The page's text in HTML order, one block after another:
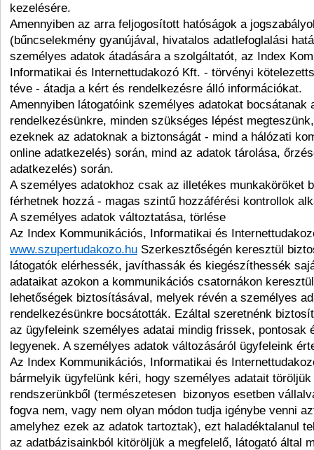
kezelésére.
Amennyiben az arra feljogosított hatóságok a
(bűncselekmény gyanújával, hivatalos adatlefoglalási
személyes adatok átadására a szolgáltatót, az Index
Informatikai és Internettudakozó Kft. - törvényi
téve - átadja a kért és rendelkezésre álló információkat.
Amennyiben látogatóink személyes adatokat bocsátanak
rendelkezésünkre, minden szükséges lépést
ezeknek az adatoknak a biztonságát - mind a hálózati
online adatkezelés) során, mind az adatok tárolása,
adatkezelés) során.
A személyes adatokhoz csak az illetékes munkaköröket
férhetnek hozzá - magas szintű hozzáférési kontrollok
A személyes adatok változtatása, törlése
Az Index Kommunikációs, Informatikai és
www.szupertudakozo.hu Szerkesztőségén keresztül
látogatók elérhessék, javíthassák és kiegészíthessék
adataikat azokon a kommunikációs csatornákon
lehetőségek biztosításával, melyek révén a személyes
rendelkezésünkre bocsátották. Ezáltal szeretnénk
az ügyfeleink személyes adatai mindig frissek, pontosak
legyenek. A személyes adatok változásáról ügyfeleink
Az Index Kommunikációs, Informatikai és
bármelyik ügyfelünk kéri, hogy személyes adatait
rendszerünkből (természetesen bizonyos esetben
fogva nem, vagy nem olyan módon tudja igénybe venni
amelyhez ezek az adatok tartoztak), ezt haladéktalanul
az adatbázisainkból kitöröljük a megfelelő, látogató által